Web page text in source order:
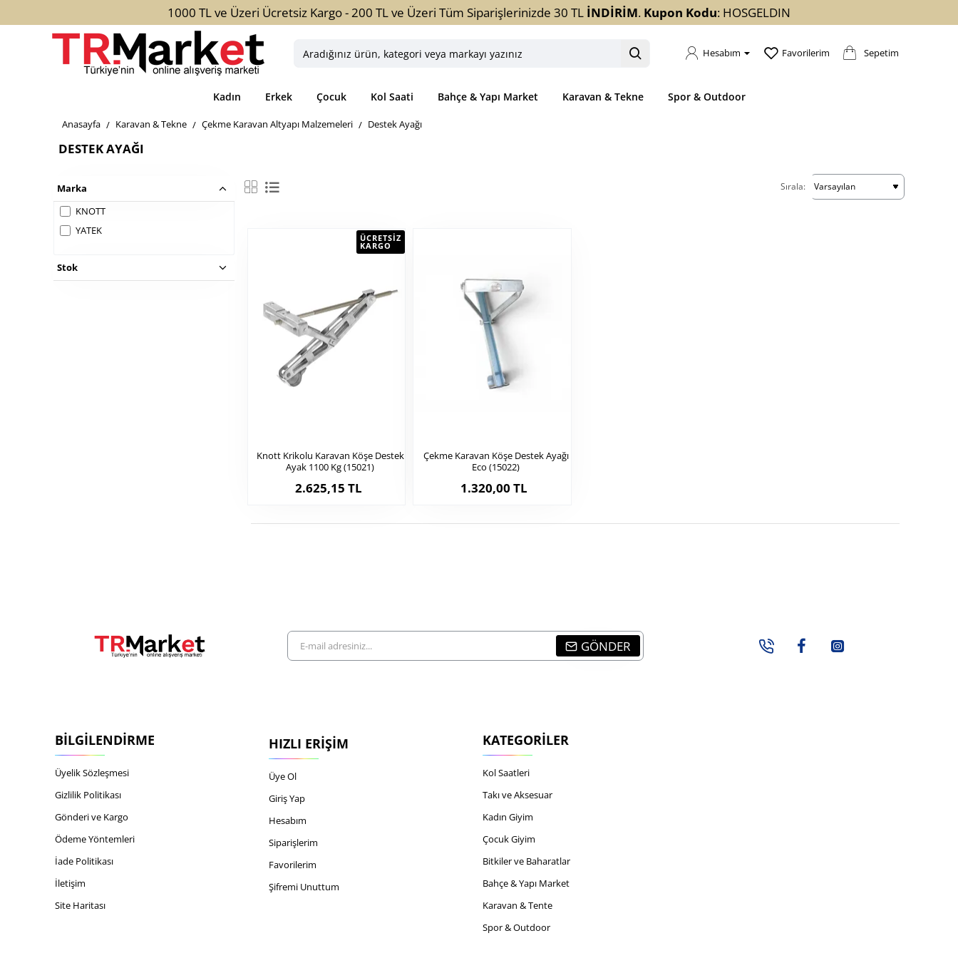
1000 TL ve Üzeri Ücretsiz Kargo - 200 TL ve Üzeri Tüm Siparişlerinizde 30 TL İNDİRİM. Kupon Kodu: HOSGELDIN
Aradığınız
yazınız
Hesabım Favorilerim Sepetim
Kadın Erkek Çocuk Kol Saati Bahçe & Yapı Market Karavan & Tekne Spor & Outdoor
DESTEK AYAĞI
homeKaravan & Tekne Çekme Karavan Altyapı Malzemeleri Destek Ayağı
Marka
KNOTT
YATEK
Stok
Sırala:
ÜCRETSIZ
KARGO
Knott Krikolu Karavan Köşe Destek
Ayak 1100 Kg (15021)
2.625,15 TL
Çekme Karavan Köşe Destek Ayağı
Eco (15022)
1.320,00 TL
E-
mail
adresiniz...
GÖNDER
BILGILENDIRME
Üyelik Sözleşmesi
Gizlilik Politikası
Gönderi ve Kargo
Ödeme Yöntemleri
İade Politikası
İletişim
Site Haritası
HIZLI ERIŞIM
Üye Ol
Giriş Yap
Hesabım
Siparişlerim
Favorilerim
Şifremi Unuttum
KATEGORILER
Kol Saatleri
Takı ve Aksesuar
Kadın Giyim
Çocuk Giyim
Bitkiler ve Baharatlar
Bahçe & Yapı Market
Karavan & Tente
Spor & Outdoor